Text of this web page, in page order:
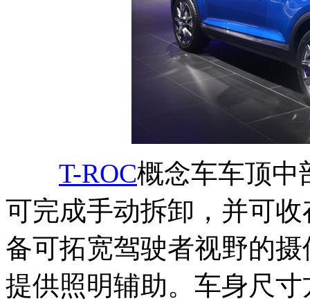
T-ROC概念车车顶中
可完成手动拆卸，并可
备可拓宽驾驶者视野的摄
提供照明辅助。车身尺寸